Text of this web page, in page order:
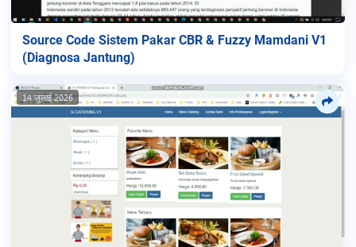
Source Code Sistem Pakar CBR & Fuzzy Mamdani V1
(Diagnosa Jantung)
14 जुलाई 2026